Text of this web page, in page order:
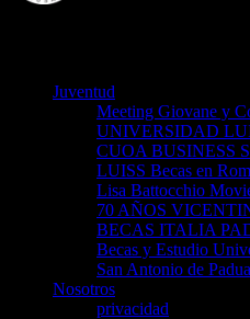
Juventud
Meeting Giovane y
UNIVERSIDAD
CUOA BUSINESS
LUISS Becas en
Lisa Battocchio
70 AÑOS
BECAS ITALIA
Becas y Estudio
San Antonio de Padua
Nosotros
privacidad